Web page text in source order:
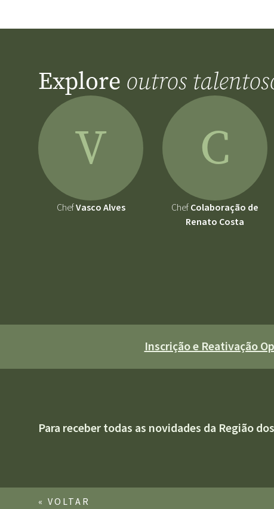
Explore outros
V
ChefVasco Alves
C
ChefColaboração de
Renato Costa
Inscrição e Reativação
Para receber todas as novidades da Região
« VOLTAR